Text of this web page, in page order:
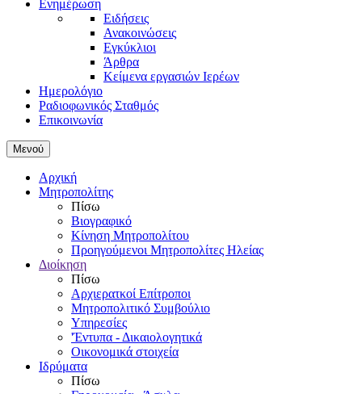
Ενημέρωση
Ειδήσεις
Ανακοινώσεις
Εγκύκλιοι
Άρθρα
Κείμενα εργασιών Ιερέων
Ημερολόγιο
Ραδιοφωνικός Σταθμός
Επικοινωνία
Μενού
Αρχική
Μητροπολίτης
Πίσω
Βιογραφικό
Κίνηση Μητροπολίτου
Προηγούμενοι Μητροπολίτες Ηλείας
Διοίκηση
Πίσω
Αρχιερατκοί Επίτροποι
Μητροπολιτικό Συμβούλιο
Υπηρεσίες
'Έντυπα - Δικαιολογητικά
Οικονομικά στοιχεία
Ιδρύματα
Πίσω